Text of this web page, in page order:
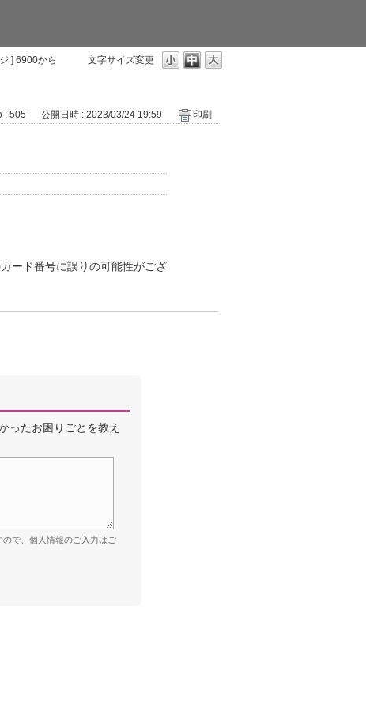
文字サイズ変更
] 6900から
: 505 公開日時 : 2023/03/24 19:59 印刷
ード番号に誤りの可能性がござ
ったお困りごとを教え
で、個人情報のご入力はご